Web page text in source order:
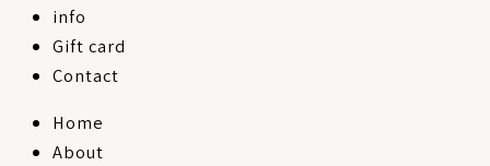
info
Gift card
Contact
Home
About